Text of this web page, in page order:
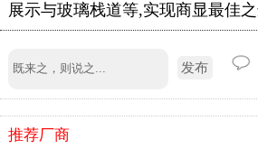
展示与玻璃栈道等,实现商显最佳之
发布
推荐厂商